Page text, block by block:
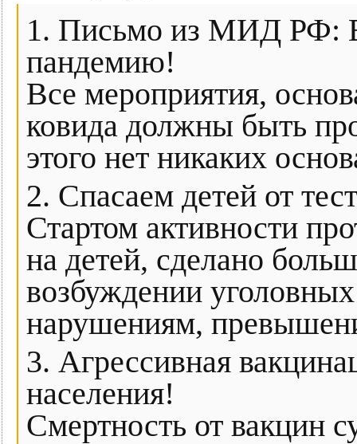
1. Письмо из МИД РФ:
пандемию!
Все мероприятия,
ковида должны быть
этого нет никаких
2. Спасаем детей от
Стартом активности
на детей, сделано
возбуждении
нарушениям,
3. Агрессивная
населения!
Смертность от вакцин